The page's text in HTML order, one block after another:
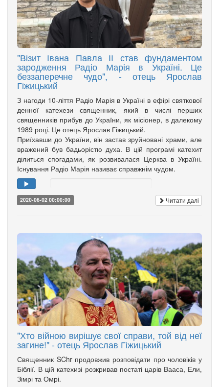
"Візит Івана Павла ІІ став фундаментом
зародження Радіо Марія в Україні. Це
беззаперечне чудо", - отець Ярослав
Гіжицький
З нагоди 10-ліття Радіо Марія в Україні в ефірі святкової
денної катехези священник, який в числі перших
священників прибув до України, як місіонер, в далекому
1989 році. Це отець Ярослав Гіжицький.
Приїхавши до України, він застав зруйновані храми, але
вражений був бадьорістю духа. В цій програмі катехит
ділиться спогадами, як розвивалася Церква в Україні.
Існування Радіо Марія називає справжнім чудом.
2020-06-02 00:00:00 Читати далі
"Хто війною вирішує свої справи, той від неї
загине!" - отець Ярослав Гіжицький
Священник SChr продовжив розповідати про чоловіків у
Біблії. В цій катехизі розкривав постаті царів Вааса, Ели,
Зімрі та Омрі.